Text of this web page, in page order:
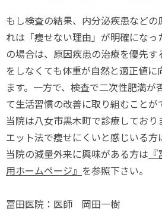
もし検査の結果、内分泌疾患など
れは「痩せない理由」が明確になっ
の場合は、原因疾患の治療を優先
をしなくても体重が自然と適正値に
ます。一方で、検査で二次性肥満が
て生活習慣の改善に取り組むことが
当院は八女市黒木町で診療しており
エット法で痩せにくいと感じいる方
当院の減量外来に興味がある方は
用ホームページ』 を参照下さい。
冨田医院：医師 岡田一樹